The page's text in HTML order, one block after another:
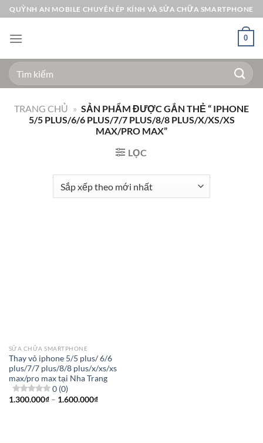
Bỏ
qua
nội
QUỲNH AN MOBILE CHUYÊN ÉP KÍNH VÀ SỬA CHỮA SMARTPHONE
0
Tìm
kiếm:
TRANG CHỦ » SẢN PHẨM ĐƯỢC GẮN THẺ “ IPHONE
5/5 PLUS/6/6 PLUS/7/7 PLUS/8/8 PLUS/X/XS/XS
MAX/PRO MAX”
LỌC
SỬA CHỮA SMARTPHONE
Thay vỏ iphone 5/5 plus/ 6/6
plus/7/7 plus/8/8 plus/x/xs/xs
max/pro max tại Nha Trang
0 (0)
1.300.000₫ – 1.600.000₫Khoảng